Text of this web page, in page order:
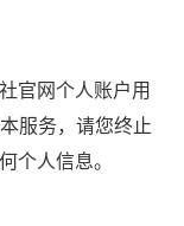
官网个人账户用
服务，请您终止
个人信息。